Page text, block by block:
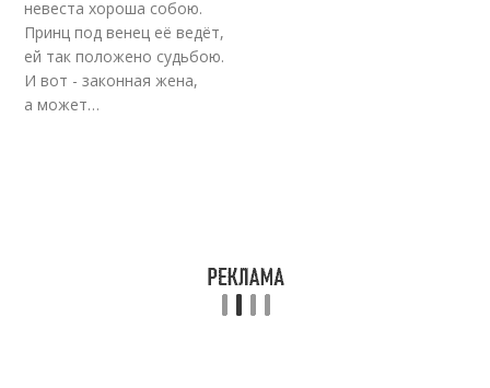
невеста хороша собою.
Принц под венец её ведёт,
ей так положено судьбою.
И вот - законная жена,
а может…